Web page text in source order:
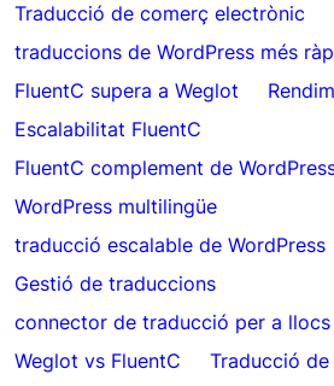
Traducció de comerç electrònic
traduccions de WordPress més
FluentC supera a Weglot
Escalabilitat FluentC
FluentC complement de
WordPress multilingüe
traducció escalable de WordPress
Gestió de traduccions
connector de traducció per a
Weglot vs FluentC
Traducció de